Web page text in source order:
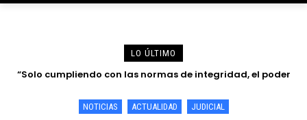
LO ÚLTIMO
“Solo cumpliendo con las normas de integridad, el poder
esfuerzos de anticorrupción en...
Discurso por el Día del Juez y la Jueza del Dr. Reynaldo
NOTICIAS ACTUALIDAD JUDICIAL